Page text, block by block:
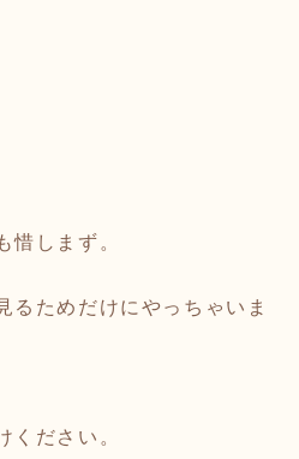
惜しまず。
るためだけにやっちゃいま
ください。